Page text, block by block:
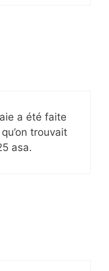
a été faite
trouvait
asa.